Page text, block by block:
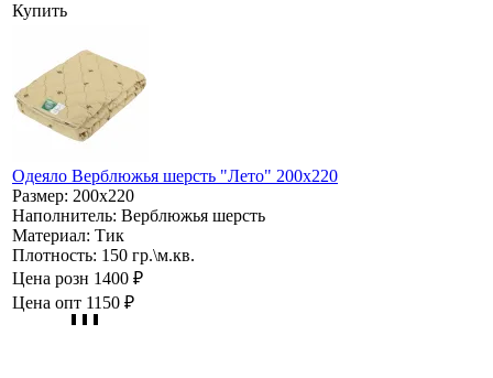
Купить
Одеяло Верблюжья шерсть "Лето" 200х220
Размер: 200х220
Наполнитель: Верблюжья шерсть
Материал: Тик
Плотность: 150 гр.\м.кв.
Цена розн 1400 ₽
Цена опт 1150 ₽